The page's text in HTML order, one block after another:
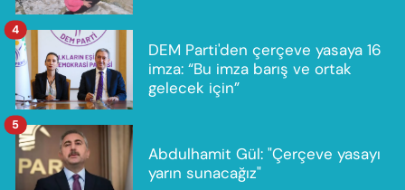
DEM Parti'den çerçeve yasaya 16
imza: “Bu imza barış ve ortak
gelecek için”
4
Abdulhamit Gül: "Çerçeve yasayı
yarın sunacağız"
5